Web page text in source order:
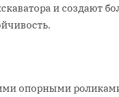
и создают
опорными